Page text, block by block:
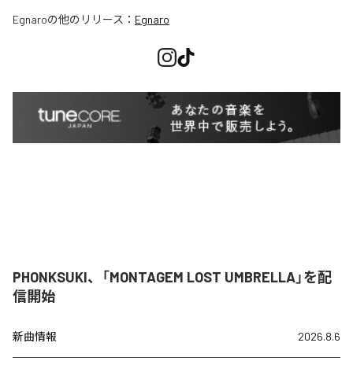
Egnaroの他のリリース： Egnaro
PHONKSUKI、「MONTAGEM LOST UMBRELLA」を配
信開始
新曲情報 2026.8.6